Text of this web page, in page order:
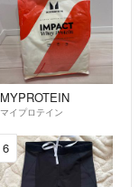
MYPROTEIN
マイプロテイン
6